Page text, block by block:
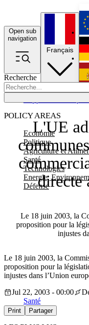
Open sub
navigation
Recherche
POLICY AREAS
Economie
Politique
Agriculture et
Santé
Technologies
Energie,
Défense
Français
L'UE
directe
Le 18 juin 2003, la
proposition pour la
injustes
Le 18 juin 2003, la
proposition pour la
injustes dans l’Union
Jul 22, 2003 - 00:00
Santé
Print Partager